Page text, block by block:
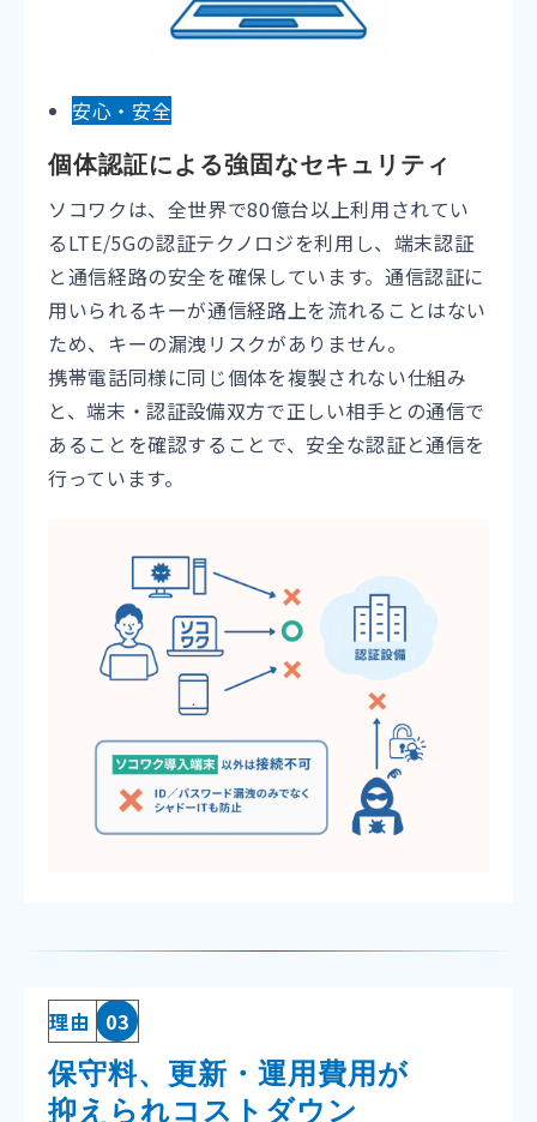
安心・安全
個体認証による強固なセキュリティ
ソコワクは、全世界で80億台以上利用されてい
るLTE/5Gの認証テクノロジを利用し、端末認証
と通信経路の安全を確保しています。通信認証に
用いられるキーが通信経路上を流れることはない
ため、キーの漏洩リスクがありません。
携帯電話同様に同じ個体を複製されない仕組み
と、端末・認証設備双方で正しい相手との通信で
あることを確認することで、安全な認証と通信を
行っています。
理由 03
保守料、更新・運用費用が
抑えられコストダウン